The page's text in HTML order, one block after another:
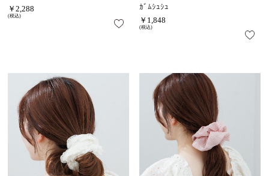
￥2,288
(税込)
ｶﾞﾑｼｭｼｭ
￥1,848
(税込)